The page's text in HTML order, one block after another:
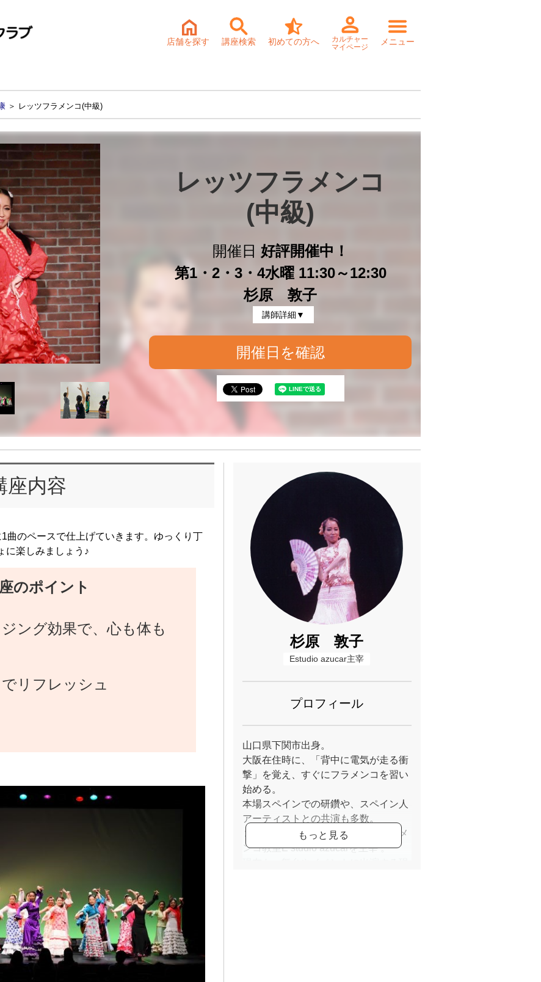
店舗を探す 講座検索 初めての方へ
カルチャー
マイページ
メニュー
＞ レッツフラメンコ(中級)
レッツフラメンコ
(中級)
開催日 好評開催中！
第1・2・3・4水曜 11:30～12:30
杉原 敦子
講師詳細▼
開催日を確認
座内容
曲のペースで仕上げていきます。ゆっくり丁
に楽しみましょう♪
のポイント
ング効果で、心も体も
リフレッシュ
杉原 敦子
Estudio azucar主宰
プロフィール
山口県下関市出身。
大阪在住時に、「背中に電気が走る衝
撃」を覚え、すぐにフラメンコを習い
始める。
本場スペインでの研鑽や、スペイン人
アーティストとの共演も多数。
２００５年１０月より、自身のフラメ
ンコ教室E studio azucarを主宰 。